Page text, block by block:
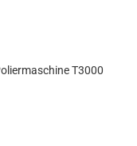
T3000